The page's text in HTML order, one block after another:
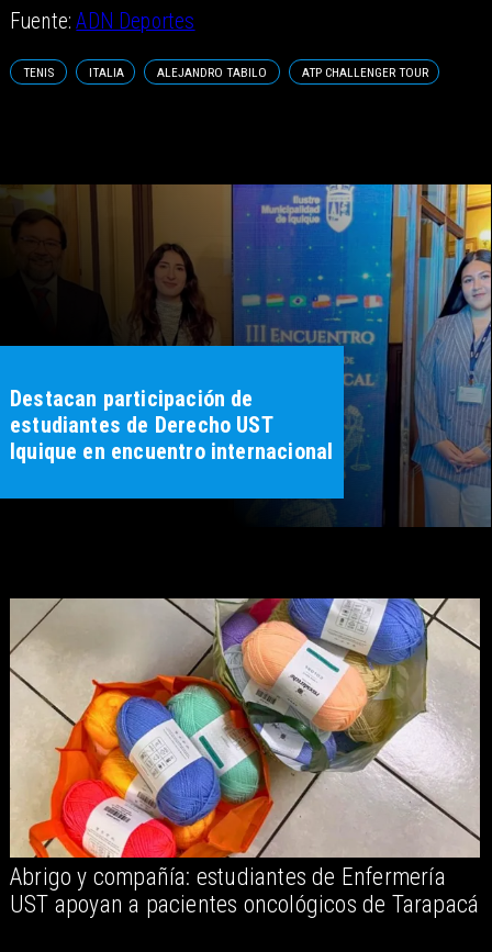
Fuente:ADN Deportes
TENIS ITALIA ALEJANDRO TABILO ATP CHALLENGER TOUR
Destacan participación de
estudiantes de Derecho UST
Iquique en encuentro internacional
Abrigo y compañía: estudiantes de Enfermería
UST apoyan a pacientes oncológicos de Tarapacá